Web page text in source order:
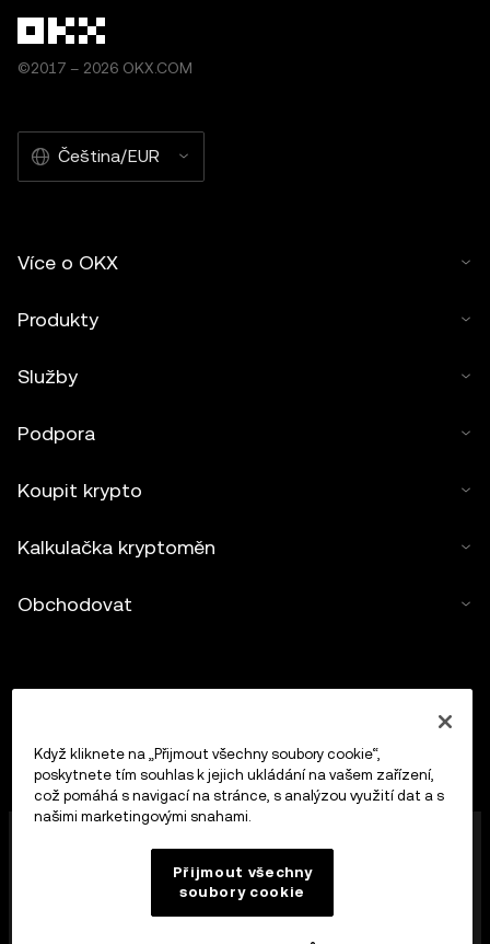
©2017 – 2026 OKX.COM
Čeština/EUR
Více o OKX
Produkty
Služby
Podpora
Koupit krypto
Kalkulačka kryptoměn
Obchodovat
obchodním názvem OKX představuje nyní platformu
pro obchodování s kryptoaktivy, která je autorizována
jako poskytovatel služeb pro kryptoměnová aktiva
maltským úřadem MFSA podle článku 28 zákona
Když kliknete na „Přijmout všechny soubory cookie“,
poskytnete tím souhlas k jejich ukládání na vašem zařízení,
což pomáhá s navigací na stránce, s analýzou využití dat a s
našimi marketingovými snahami.
Přijmout všechny
soubory cookie